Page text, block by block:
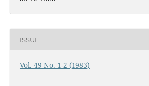
ISSUE
Vol. 49 No. 1-2 (1983)